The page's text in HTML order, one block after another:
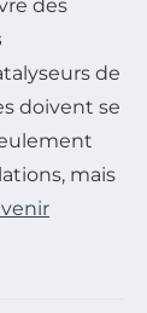
des
de
doivent se
mais